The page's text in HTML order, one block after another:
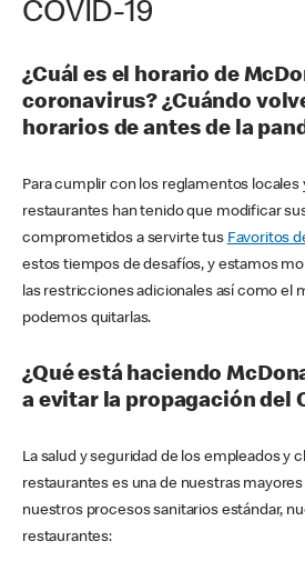
COVID-19
¿Cuál es el horario de
coronavirus? ¿Cuándo
horarios de antes de la
Para cumplir con los reglamentos locales
restaurantes han tenido que modificar
comprometidos a servirte tus Favoritos
estos tiempos de desafíos, y estamos
las restricciones adicionales así como el
podemos quitarlas.
¿Qué está haciendo
a evitar la propagación del
La salud y seguridad de los empleados y
restaurantes es una de nuestras
nuestros procesos sanitarios estándar,
restaurantes: